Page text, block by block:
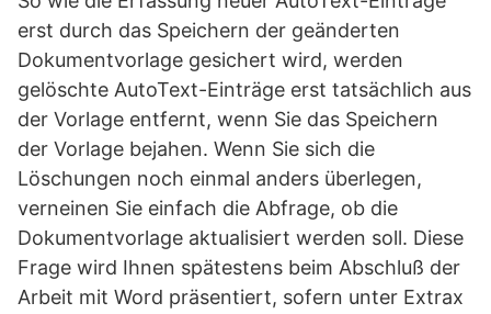
erst durch das Speichern der geänderten
Dokumentvorlage gesichert wird, werden
gelöschte AutoText-Einträge erst tatsächlich aus
der Vorlage entfernt, wenn Sie das Speichern
der Vorlage bejahen. Wenn Sie sich die
Löschungen noch einmal anders überlegen,
verneinen Sie einfach die Abfrage, ob die
Dokumentvorlage aktualisiert werden soll. Diese
Frage wird Ihnen spätestens beim Abschluß der
Arbeit mit Word präsentiert, sofern unter Extrax